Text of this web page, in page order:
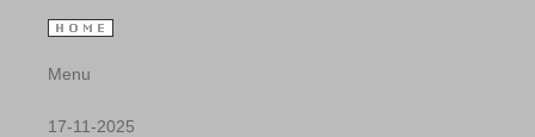
Menu
17-11-2025